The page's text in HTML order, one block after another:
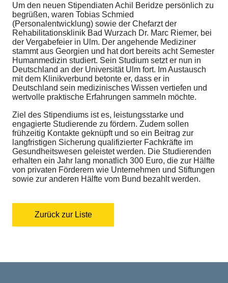
Um den neuen Stipendiaten Achil Beridze persönlich zu
begrüßen, waren Tobias Schmied
(Personalentwicklung) sowie der Chefarzt der
Rehabilitationsklinik Bad Wurzach Dr. Marc Riemer, bei
der Vergabefeier in Ulm. Der angehende Mediziner
stammt aus Georgien und hat dort bereits acht Semester
Humanmedizin studiert. Sein Studium setzt er nun in
Deutschland an der Universität Ulm fort. Im Austausch
mit dem Klinikverbund betonte er, dass er in
Deutschland sein medizinisches Wissen vertiefen und
wertvolle praktische Erfahrungen sammeln möchte.
Ziel des Stipendiums ist es, leistungsstarke und
engagierte Studierende zu fördern. Zudem sollen
frühzeitig Kontakte geknüpft und so ein Beitrag zur
langfristigen Sicherung qualifizierter Fachkräfte im
Gesundheitswesen geleistet werden. Die Studierenden
erhalten ein Jahr lang monatlich 300 Euro, die zur Hälfte
von privaten Förderern wie Unternehmen und Stiftungen
sowie zur anderen Hälfte vom Bund bezahlt werden.
Zurück zur Liste